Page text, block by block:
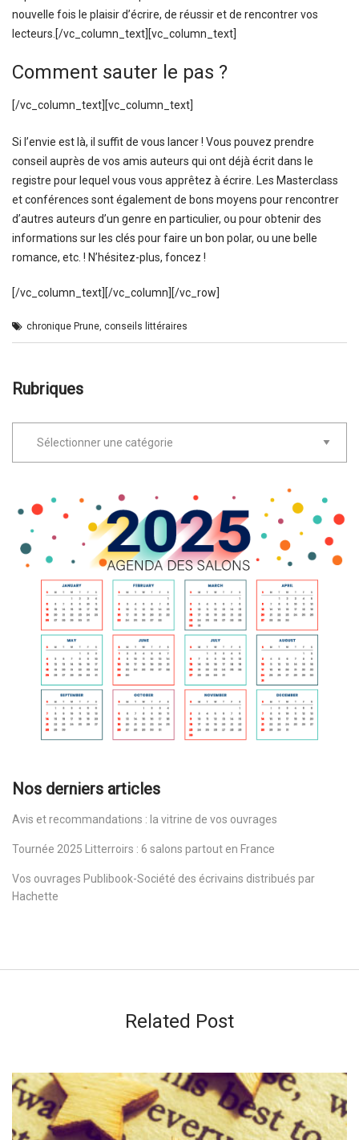
nouvelle fois le plaisir d’écrire, de réussir et de rencontrer vos
lecteurs.[/vc_column_text][vc_column_text]
Comment sauter le pas ?
[/vc_column_text][vc_column_text]
Si l’envie est là, il suffit de vous lancer ! Vous pouvez prendre
conseil auprès de vos amis auteurs qui ont déjà écrit dans le
registre pour lequel vous vous apprêtez à écrire. Les Masterclass
et conférences sont également de bons moyens pour rencontrer
d’autres auteurs d’un genre en particulier, ou pour obtenir des
informations sur les clés pour faire un bon polar, ou une belle
romance, etc. ! N’hésitez-plus, foncez !
[/vc_column_text][/vc_column][/vc_row]
chronique Prune, conseils littéraires
Rubriques
Nos derniers articles
Avis et recommandations : la vitrine de vos ouvrages
Tournée 2025 Litterroirs : 6 salons partout en France
Vos ouvrages Publibook-Société des écrivains distribués par
Hachette
Related Post